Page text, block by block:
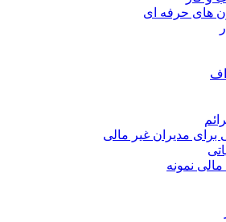
های حرفه ای
برای مدیران غیر مالی
نمونه